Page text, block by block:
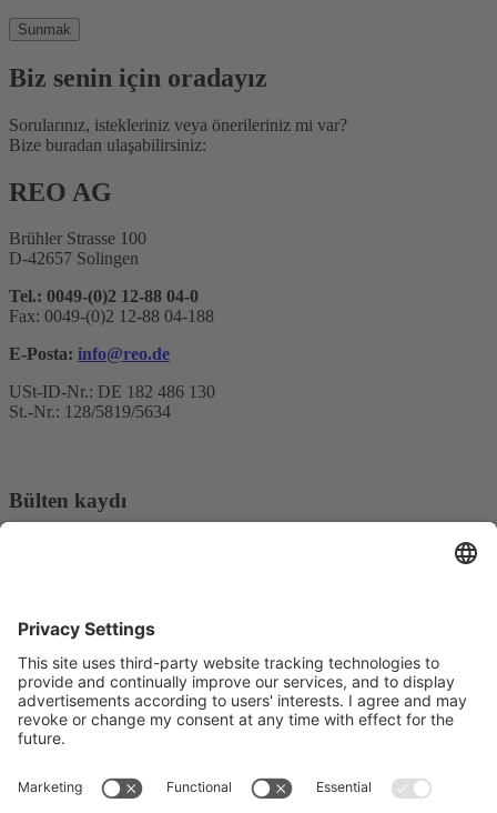
Biz senin için oradayız
Sorularınız, istekleriniz veya önerileriniz mi var?
Bize buradan ulaşabilirsiniz:
REO AG
Brühler Strasse 100
D-42657 Solingen
Tel.: 0049-(0)2 12-88 04-0
Fax: 0049-(0)2 12-88 04-188
E-Posta: info@reo.de
USt-ID-Nr.: DE 182 486 130
St.-Nr.: 128/5819/5634
Bülten kaydı
işlenmesi hakkında bilgilendirildiğimi onaylıyorum.
Pazarlama platformumuz olarak Sendinblue kullanıyoruz. Formu
doldurup göndererek, sağladığınız bilgilerinKullanım Koşullarına
uygun olarak işlenmek üzere Sendinblue'ya aktarılacağını kabul
edersiniz.
© Copyright - REO AG | Baskı with ♥︎